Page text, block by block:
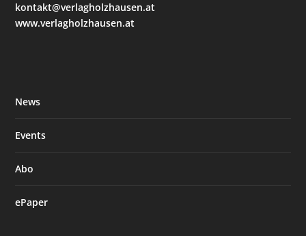
kontakt@verlagholzhausen.at
www.verlagholzhausen.at
News
Events
Abo
ePaper